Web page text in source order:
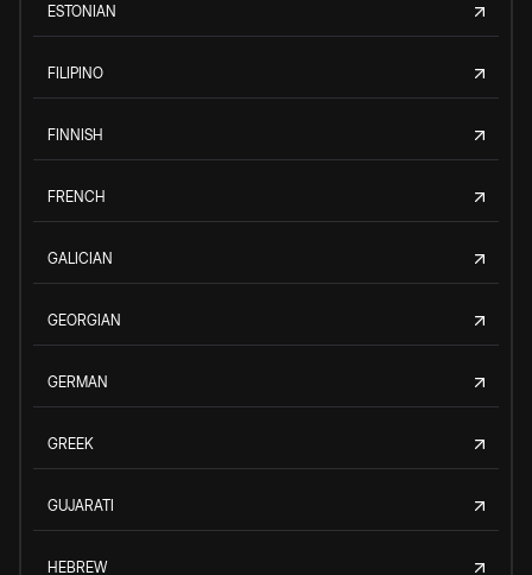
ESTONIAN
FILIPINO
FINNISH
FRENCH
GALICIAN
GEORGIAN
GERMAN
GREEK
GUJARATI
HEBREW